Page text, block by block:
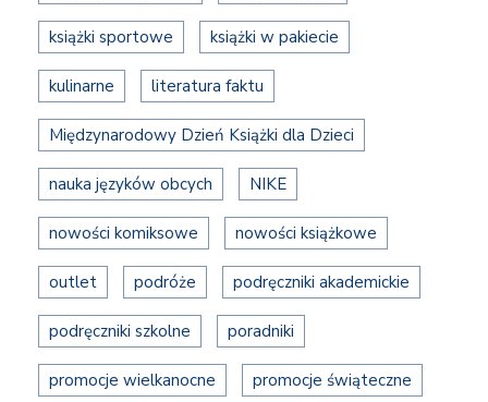
książki sportowe książki w pakiecie
kulinarne literatura faktu
Międzynarodowy Dzień Książki dla Dzieci
nauka języków obcych NIKE
nowości komiksowe nowości książkowe
outlet podróże podręczniki akademickie
podręczniki szkolne poradniki
promocje wielkanocne promocje świąteczne